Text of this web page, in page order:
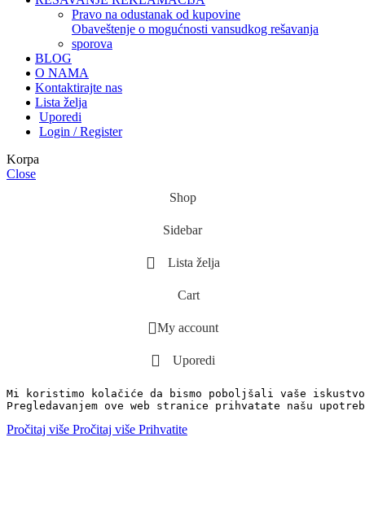
pravo na odustanak od kupovine
obaveštenje o mogućnosti vansudkog rešavanja
sporova
BLOG
O NAMA
Kontaktirajte nas
Lista želja
Uporedi
Login / Register
Korpa
Close
Shop
Sidebar
Lista želja
Cart
My account
Uporedi
Mi koristimo kolačiće da bismo poboljšali vaše
Pregledavanjem ove web stranice prihvatate našu
Pročitaj više Pročitaj više Prihvatite